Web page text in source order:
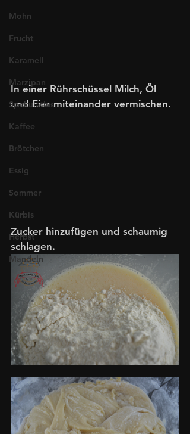
Mohn
Frucht
Karamell
Marzipan
Spekulatius
Kaffee
Brötchen
Essig
Sommer
Kürbis
Herbst
Mandeln
In einer Rührschüssel Milch, Öl
und Eier miteinander vermischen.
Zucker hinzufügen und schaumig
schlagen.